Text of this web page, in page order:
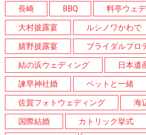
長崎
BBQ
料亭ウェ
大村披露宴
ルシノワかわで
嬉野披露宴
ブライダルプロ
結の浜ウェディング
日本遺
諫早神社婚
ペットと一緒
佐賀フォトウェディング
海
国際結婚
カトリック挙式